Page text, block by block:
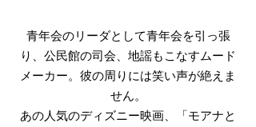
青年会のリーダとして青年会を引っ張
り、公民館の司会、地謡もこなすムード
メーカー。彼の周りには笑い声が絶えま
せん。
あの人気のディズニー映画、「モアナと